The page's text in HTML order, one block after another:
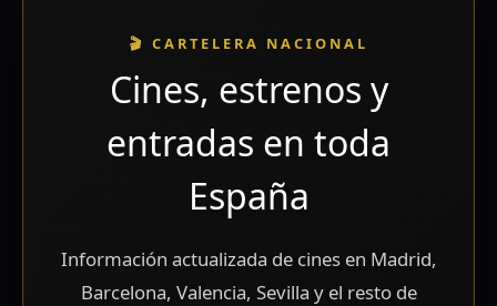
🎬 CARTELERA NACIONAL
Cines, estrenos y
entradas en toda
España
Información actualizada de cines en Madrid,
Barcelona, Valencia, Sevilla y el resto de